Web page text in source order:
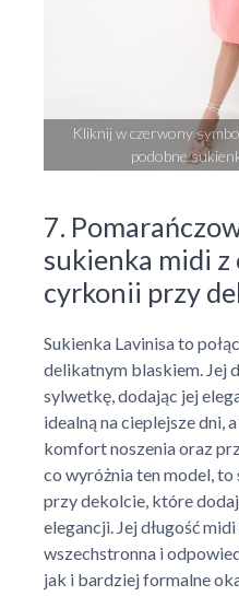
Kliknij w czerwony
podobne
7.
sukienka midi z
cyrkonii przy
Sukienka Lavinisa to
delikatnym blaskiem. Jej
sylwetkę, dodając jej
idealną na cieplejsze dni,
komfort noszenia oraz
co wyróżnia ten model,
przy dekolcie, które
elegancji. Jej długość
wszechstronna i
jak i bardziej formalne